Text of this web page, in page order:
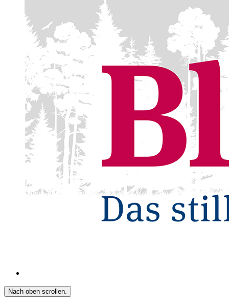
Nach oben scrollen.